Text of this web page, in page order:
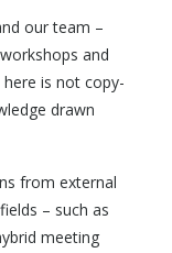
our team –
and
is not copy-
drawn
from external
– such as
meeting